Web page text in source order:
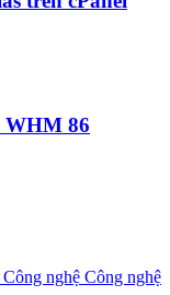
WHM 86
Công nghệ Công nghệ